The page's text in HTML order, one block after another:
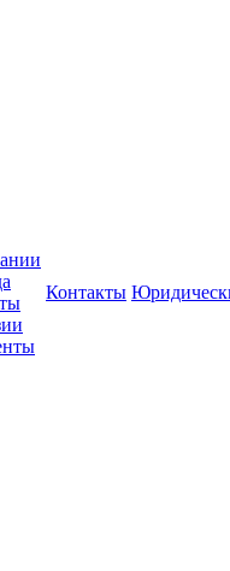
Контакты